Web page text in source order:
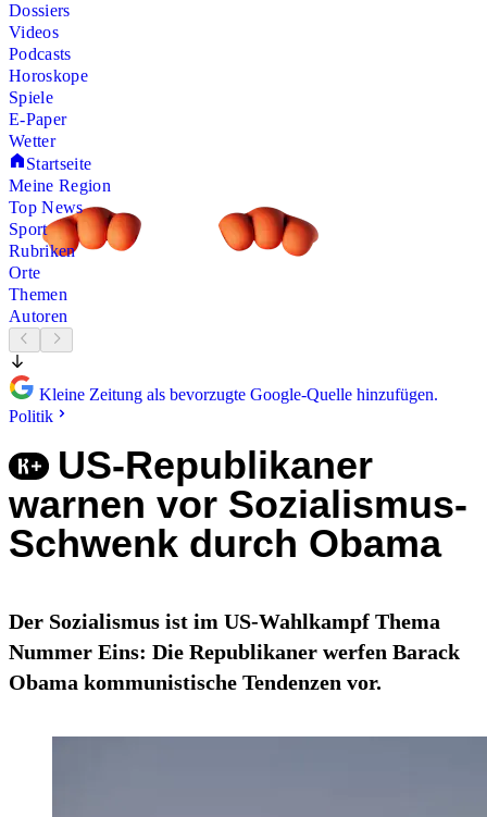
Dossiers
Videos
Podcasts
Horoskope
Spiele
E-Paper
Wetter
Startseite
Meine Region
Top News
Sport
Rubriken
Orte
Themen
Autoren
Kleine Zeitung als bevorzugte Google-Quelle hinzufügen.
Politik
US-Republikaner
warnen vor Sozialismus-
Schwenk durch Obama
Der Sozialismus ist im US-Wahlkampf Thema
Nummer Eins: Die Republikaner werfen Barack
Obama kommunistische Tendenzen vor.